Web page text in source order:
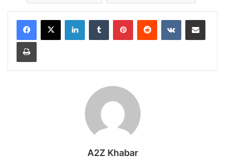
LinkedInTumblr PinterestReddit VKontakteShare via Email
Print
A2Z Khabar